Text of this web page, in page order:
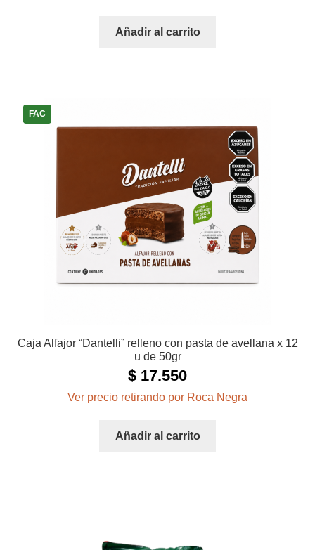
Añadir al carrito
FAC
Caja Alfajor “Dantelli” relleno con pasta de avellana x 12
u de 50gr
$ 17.550
Ver precio retirando por Roca Negra
Añadir al carrito